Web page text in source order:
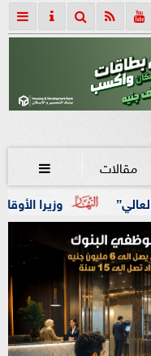
مقالات 
والتخطيط يبحثان تعزيز